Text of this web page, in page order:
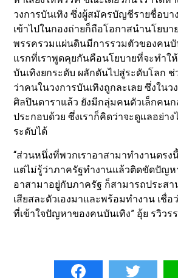
วงการบันเทิง ซึ่งผู้สมัครบัญชีรายชื่อบา
เข้าไปในกองถ่ายก็ถือโอกาสนำนโยบา
พรรครวมแผ่นดินมีการรวมตัวของคนบั
แรกที่เราพูดคุยกันคือนโยบายที่จะทำใ
บันเทิงยกระดับ ผลักดันไปสู่ระดับโลก ช่
ว่าคนในวงการบันเทิงถูกละเลย ซึ่งในว
ศิลปินดาราแล้ว ยังมีกลุ่มคนตัวเล็กคน
ประกอบด้วย ซึ่งเราก็คิดว่าจะดูแลอย่าง
ระดับได้
“ส่วนหนึ่งที่พวกเราอาสามาทำงานตรง
แต่ไม่รู้ว่าภาครัฐทำงานแล้วติดขัดปัญห
อาสามาอยู่กับภาครัฐ ก็สามารถประสา
เสียสละตัวเองมาและพร้อมทำงาน เชื่
ที่เข้าใจปัญหาของคนบันเทิง” อุ้ย รวิว